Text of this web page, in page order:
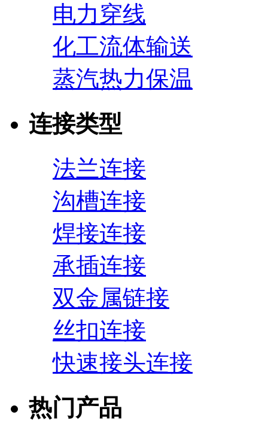
电力穿线
化工流体输送
蒸汽热力保温
连接类型
法兰连接
沟槽连接
焊接连接
承插连接
双金属链接
丝扣连接
快速接头连接
热门产品